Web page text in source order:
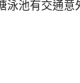
泳池有交通意